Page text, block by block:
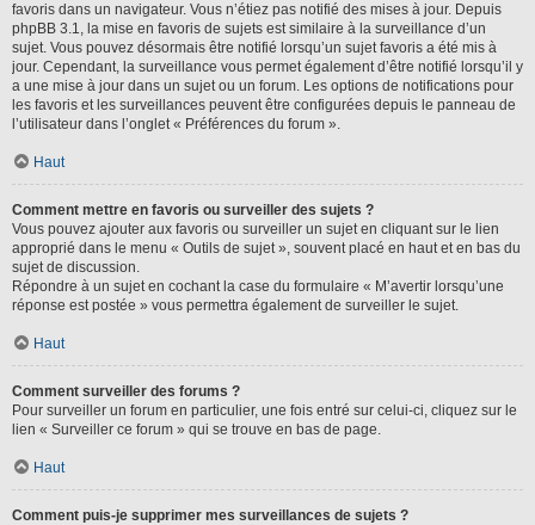
favoris dans un navigateur. Vous n’étiez pas notifié des mises à jour. Depuis
phpBB 3.1, la mise en favoris de sujets est similaire à la surveillance d’un
sujet. Vous pouvez désormais être notifié lorsqu’un sujet favoris a été mis à
jour. Cependant, la surveillance vous permet également d’être notifié lorsqu’il y
a une mise à jour dans un sujet ou un forum. Les options de notifications pour
les favoris et les surveillances peuvent être configurées depuis le panneau de
l’utilisateur dans l’onglet « Préférences du forum ».
Haut
Comment mettre en favoris ou surveiller des sujets ?
Vous pouvez ajouter aux favoris ou surveiller un sujet en cliquant sur le lien
approprié dans le menu « Outils de sujet », souvent placé en haut et en bas du
sujet de discussion.
Répondre à un sujet en cochant la case du formulaire « M’avertir lorsqu’une
réponse est postée » vous permettra également de surveiller le sujet.
Haut
Comment surveiller des forums ?
Pour surveiller un forum en particulier, une fois entré sur celui-ci, cliquez sur le
lien « Surveiller ce forum » qui se trouve en bas de page.
Haut
Comment puis-je supprimer mes surveillances de sujets ?